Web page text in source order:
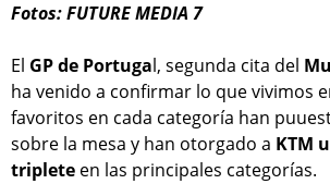
Fotos: FUTURE MEDIA 7
El GP de Portugal, segunda cita del
ha venido a confirmar lo que vivimos
favoritos en cada categoría han
sobre la mesa y han otorgado a KTM
triplete en las principales categorías.